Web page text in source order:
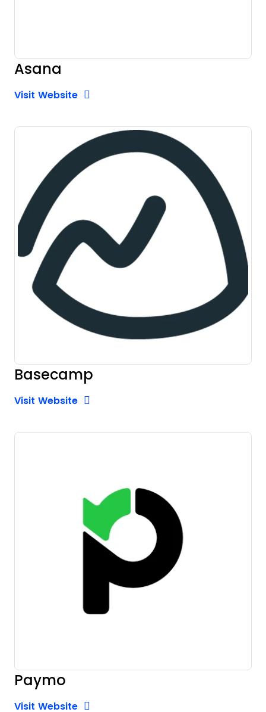
Asana
Visit WebsiteOpens New Window
Basecamp
Visit WebsiteOpens New Window
Paymo
Visit WebsiteOpens New Window